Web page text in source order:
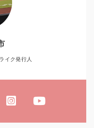
イク発行人